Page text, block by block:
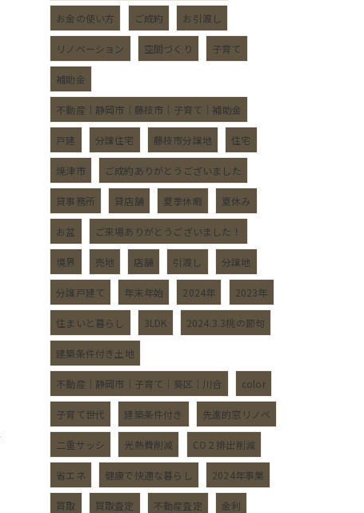
お金の使い方 ご成約 お引渡し
リノベーション 空間づくり 子育て
補助金
不動産｜静岡市｜藤枝市｜子育て｜補助金
戸建 分譲住宅 藤枝市分譲地 住宅
焼津市 ご成約ありがとうございました
貸事務所 貸店舗 夏季休暇 夏休み
お盆 ご来場ありがとうございました！
境界 売地 店舗 引渡し 分譲地
分譲戸建て 年末年始 2024年 2023年
住まいと暮らし 3LDK 2024.3.3桃の節句
建築条件付き土地
不動産｜静岡市｜子育て｜葵区｜川合 color
子育て世代 建築条件付き 先進的窓リノベ
二重サッシ 光熱費削減 CO２排出削減
省エネ 健康で快適な暮らし 2024年事業
買取 買取査定 不動産査定 金利